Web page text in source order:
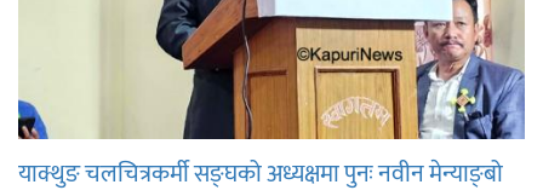
याक्थुङ चलचित्रकर्मी सङ्घको अध्यक्षमा पुनः नवीन मेन्याङ्बो